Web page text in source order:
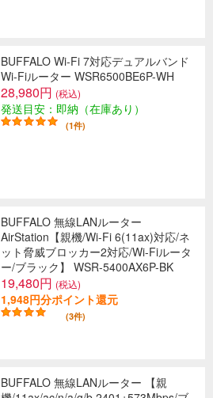
BUFFALO Wi-Fi 7対応デュアルバンド
Wi-Fiルーター WSR6500BE6P-WH
28,980円 (税込)
発送目安：即納（在庫あり）
(1件)
BUFFALO 無線LANルーター
AirStation【親機/Wi-Fi 6(11ax)対応/ネ
ット脅威ブロッカー2対応/Wi-Fiルータ
ー/ブラック】 WSR-5400AX6P-BK
19,480円 (税込)
1,948円分ポイント還元
(3件)
BUFFALO 無線LANルーター 【親